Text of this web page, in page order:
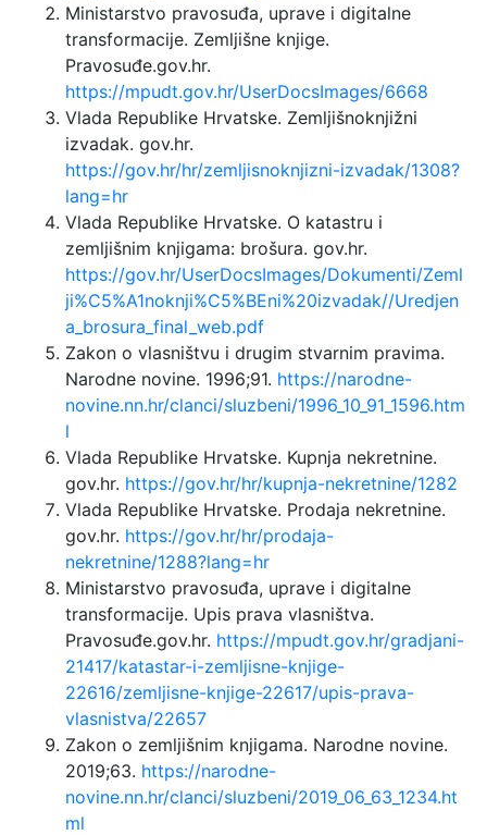
Ministarstvo pravosuđa, uprave i digitalne
transformacije. Zemljišne knjige.
Pravosuđe.gov.hr.
https://mpudt.gov.hr/UserDocsImages/6668
Vlada Republike Hrvatske. Zemljišnoknjižni
izvadak. gov.hr.
https://gov.hr/hr/zemljisnoknjizni-izvadak/1308?
lang=hr
Vlada Republike Hrvatske. O katastru i
zemljišnim knjigama: brošura. gov.hr.
https://gov.hr/UserDocsImages/Dokumenti/Zeml
ji%C5%A1noknji%C5%BEni%20izvadak//Uredjen
a_brosura_final_web.pdf
Zakon o vlasništvu i drugim stvarnim pravima.
Narodne novine. 1996;91. https://narodne-
novine.nn.hr/clanci/sluzbeni/1996_10_91_1596.htm
l
Vlada Republike Hrvatske. Kupnja nekretnine.
gov.hr. https://gov.hr/hr/kupnja-nekretnine/1282
Vlada Republike Hrvatske. Prodaja nekretnine.
gov.hr. https://gov.hr/hr/prodaja-
nekretnine/1288?lang=hr
Ministarstvo pravosuđa, uprave i digitalne
transformacije. Upis prava vlasništva.
Pravosuđe.gov.hr. https://mpudt.gov.hr/gradjani-
21417/katastar-i-zemljisne-knjige-
22616/zemljisne-knjige-22617/upis-prava-
vlasnistva/22657
Zakon o zemljišnim knjigama. Narodne novine.
2019;63. https://narodne-
novine.nn.hr/clanci/sluzbeni/2019_06_63_1234.ht
ml